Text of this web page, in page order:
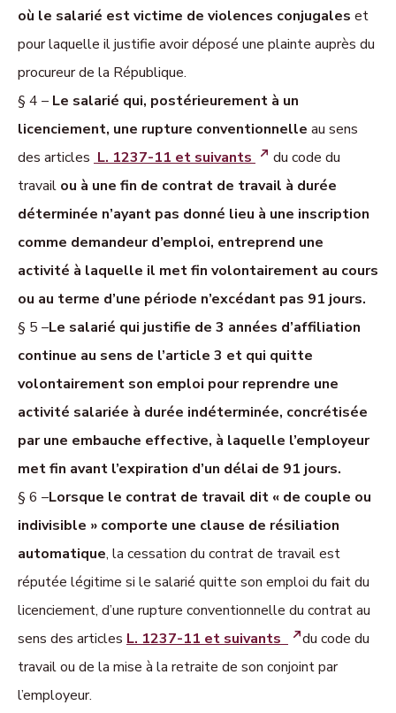
où le salarié est victime de violences conjugales et
pour laquelle il justifie avoir déposé une plainte auprès du
procureur de la République.
§ 4 – Le salarié qui, postérieurement à un
licenciement, une rupture conven­tionnelle au sens
des articles L. 1237-11 et suivants
du code du
travail ou à une fin de contrat de travail à durée
déterminée n’ayant pas donné lieu à une inscription
comme demandeur d’emploi, entreprend une
activité à laquelle il met fin volontairement au cours
ou au terme d’une période n’excédant pas 91 jours.
§ 5 –Le salarié qui justifie de 3 années d’affiliation
continue au sens de l’article 3 et qui quitte
volontairement son emploi pour reprendre une
activité salariée à durée indé­ter­minée, concrétisée
par une embauche effective, à laquelle l’employeur
met fin avant l’expiration d’un délai de 91 jours.
§ 6 –Lorsque le contrat de travail dit « de couple ou
indivisible » comporte une clause de résiliation
automatique, la cessation du contrat de travail est
réputée légitime si le salarié quitte son emploi du fait du
licenciement, d’une rupture conventionnelle du contrat au
sens des articles L. 1237-11 et suivants
du code du
travail ou de la mise à la retraite de son conjoint par
l’employeur.